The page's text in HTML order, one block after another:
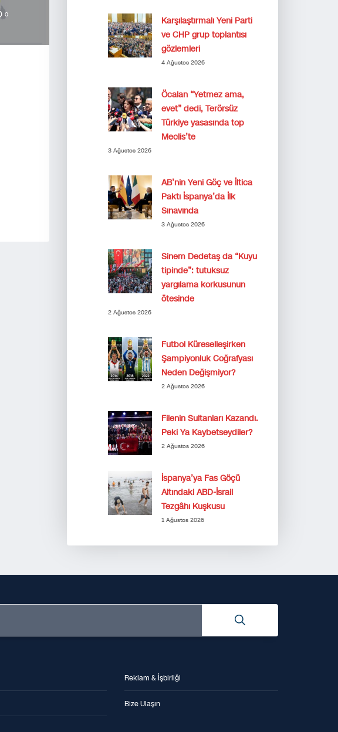
0
Karşılaştırmalı Yeni Parti
ve CHP grup toplantısı
gözlemleri
4 Ağustos 2026
Öcalan “Yetmez ama,
evet” dedi, Terörsüz
Türkiye yasasında top
Meclis’te
3 Ağustos 2026
AB’nin Yeni Göç ve İltica
Paktı İspanya’da İlk
Sınavında
3 Ağustos 2026
Sinem Dedetaş da “Kuyu
tipinde”: tutuksuz
yargılama korkusunun
ötesinde
2 Ağustos 2026
Futbol Küreselleşirken
Şampiyonluk Coğrafyası
Neden Değişmiyor?
2 Ağustos 2026
Filenin Sultanları Kazandı.
Peki Ya Kaybetseydiler?
2 Ağustos 2026
İspanya’ya Fas Göçü
Altındaki ABD-İsrail
Tezgâhı Kuşkusu
1 Ağustos 2026
Reklam & İşbirliği
Bize Ulaşın